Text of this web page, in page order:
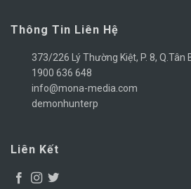
Thông Tin Liên Hệ
373/226 Lý Thường Kiệt, P. 8, Q.Tân
1900 636 648
info@mona-media.com
demonhunterp
Liên Kết